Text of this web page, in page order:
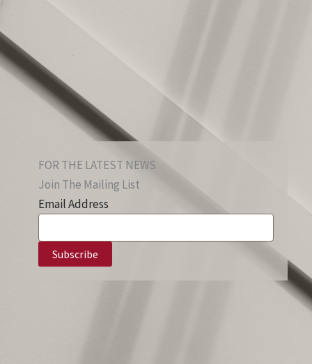
FOR THE LATEST NEWS
Join The Mailing List
Email Address